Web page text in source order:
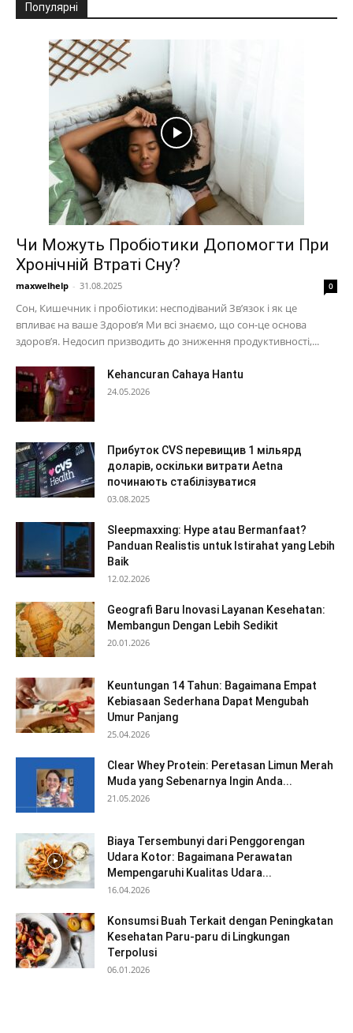
Популярні
Чи Можуть Пробіотики Допомогти При
Хронічній Втраті Сну?
maxwelhelp - 31.08.2025 0
Сон, Кишечник і пробіотики: несподіваний Зв’язок і як це
впливає на ваше Здоров’я Ми всі знаємо, що сон-це основа
здоров’я. Недосип призводить до зниження продуктивності,...
Kehancuran Cahaya Hantu
24.05.2026
Прибуток CVS перевищив 1 мільярд
доларів, оскільки витрати Aetna
починають стабілізуватися
03.08.2025
Sleepmaxxing: Hype atau Bermanfaat?
Panduan Realistis untuk Istirahat yang Lebih
Baik
12.02.2026
Geografi Baru Inovasi Layanan Kesehatan:
Membangun Dengan Lebih Sedikit
20.01.2026
Keuntungan 14 Tahun: Bagaimana Empat
Kebiasaan Sederhana Dapat Mengubah
Umur Panjang
25.04.2026
Clear Whey Protein: Peretasan Limun Merah
Muda yang Sebenarnya Ingin Anda...
21.05.2026
Biaya Tersembunyi dari Penggorengan
Udara Kotor: Bagaimana Perawatan
Mempengaruhi Kualitas Udara...
16.04.2026
Konsumsi Buah Terkait dengan Peningkatan
Kesehatan Paru-paru di Lingkungan
Terpolusi
06.01.2026